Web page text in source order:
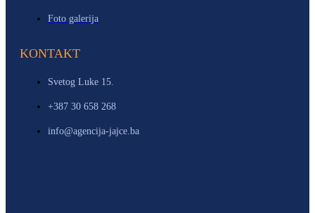
Foto galerija
KONTAKT
Svetog Luke 15.
+387 30 658 268
info@agencija-jajce.ba